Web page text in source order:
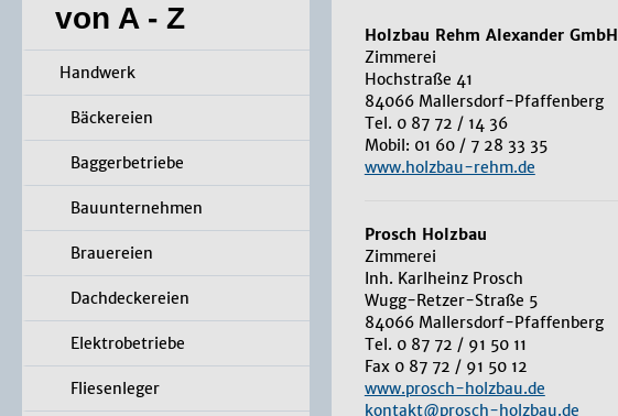
Holzbau Rehm Alexander GmbH
Zimmerei
Hochstraße 41
84066 Mallersdorf-Pfaffenberg
Tel. 0 87 72 / 14 36
Mobil: 01 60 / 7 28 33 35
www.holzbau-rehm.de
Prosch Holzbau
Zimmerei
Inh. Karlheinz Prosch
Wugg-Retzer-Straße 5
84066 Mallersdorf-Pfaffenberg
Tel. 0 87 72 / 91 50 11
Fax 0 87 72 / 91 50 12
www.prosch-holzbau.de
kontakt@prosch-holzbau.de
von A - Z
Handwerk
Bäckereien
Baggerbetriebe
Bauunternehmen
Brauereien
Dachdeckereien
Elektrobetriebe
Fliesenleger